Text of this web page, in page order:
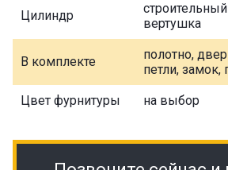
Цилиндр
вертушка
В комплекте
полотно,
петли, замок,
Цвет фурнитуры на выбор